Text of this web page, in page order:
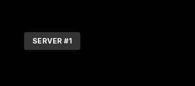
SERVER #1